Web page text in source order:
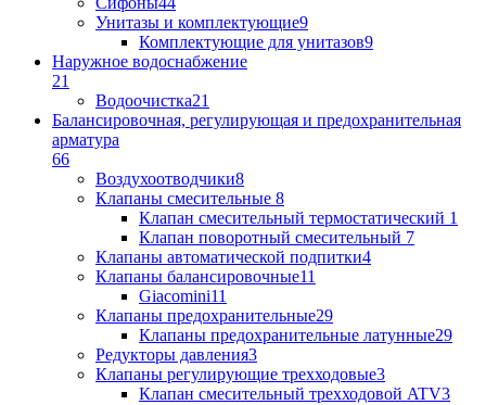
Унитазы и комплектующие9
Комплектующие для унитазов9
Наружное водоснабжение
21
Водоочистка21
Балансировочная, регулирующая и предохранительная
арматура
66
Воздухоотводчики8
Клапаны cмесительные 8
Клапан cмесительный термостатический 1
Клапан поворотный cмесительный 7
Клапаны автоматической подпитки4
Клапаны балансировочные11
Giacomini11
Клапаны предохранительные29
Клапаны предохранительные латунные29
Редукторы давления3
Клапаны регулирующие трехходовые3
Клапан смесительный трехходовой ATV3